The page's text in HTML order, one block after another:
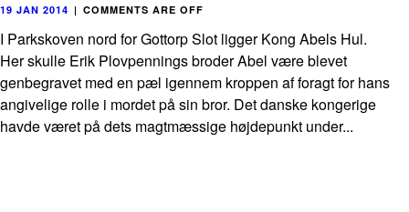
19 JAN 2014 | COMMENTS ARE OFF
I Parkskoven nord for Gottorp Slot ligger Kong Abels Hul.
Her skulle Erik Plovpennings broder Abel være blevet
genbegravet med en pæl igennem kroppen af foragt for hans
angivelige rolle i mordet på sin bror. Det danske kongerige
havde været på dets magtmæssige højdepunkt under...